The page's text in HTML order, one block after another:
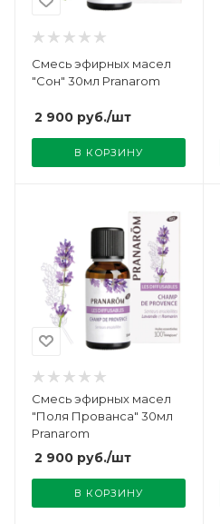
Смесь эфирных масел
"Сон" 30мл Pranarom
2 900 руб./шт
В КОРЗИНУ
Смесь эфирных масел
"Поля Прованса" 30мл
Pranarom
2 900 руб./шт
В КОРЗИНУ